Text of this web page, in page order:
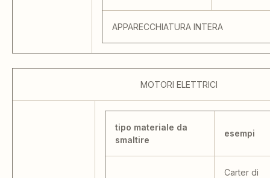
APPARECCHIATURA INTERA
MOTORI ELETTRICI
tipo materiale da
smaltire
esempi
Carter di